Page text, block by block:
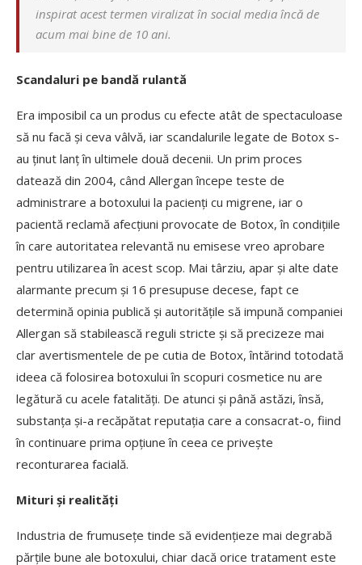
inspirat acest termen viralizat în social media încă de
acum mai bine de 10 ani.
Scandaluri pe bandă rulantă
Era imposibil ca un produs cu efecte atât de spectaculoase
să nu facă și ceva vâlvă, iar scandalurile legate de Botox s-
au ținut lanț în ultimele două decenii. Un prim proces
datează din 2004, când Allergan începe teste de
administrare a botoxului la pacienţi cu migrene, iar o
pacientă reclamă afecţiuni provocate de Botox, în condițiile
în care autoritatea relevantă nu emisese vreo aprobare
pentru utilizarea în acest scop. Mai târziu, apar și alte date
alarmante precum și 16 presupuse decese, fapt ce
determină opinia publică și autoritățile să impună companiei
Allergan să stabilească reguli stricte și să precizeze mai
clar avertismentele de pe cutia de Botox, întărind totodată
ideea că folosirea botoxului în scopuri cosmetice nu are
legătură cu acele fatalități. De atunci și până astăzi, însă,
substanța și-a recăpătat reputația care a consacrat-o, fiind
în continuare prima opțiune în ceea ce privește
reconturarea facială.
Mituri și realități
Industria de frumusețe tinde să evidențieze mai degrabă
părțile bune ale botoxului, chiar dacă orice tratament este